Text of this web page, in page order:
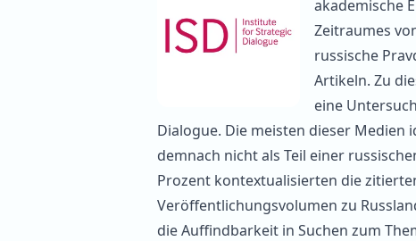
akademische
Zeitraumes
russische
Artikeln. Zu
eine
Dialogue. Die meisten dieser
demnach nicht als Teil einer
Prozent kontextualisierten die
Veröffentlichungsvolumen zu
die Auffindbarkeit in Suchen zum